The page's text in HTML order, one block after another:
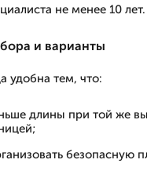
не менее 10 лет.
и варианты
удобна тем, что:
длины при той же
безопасную